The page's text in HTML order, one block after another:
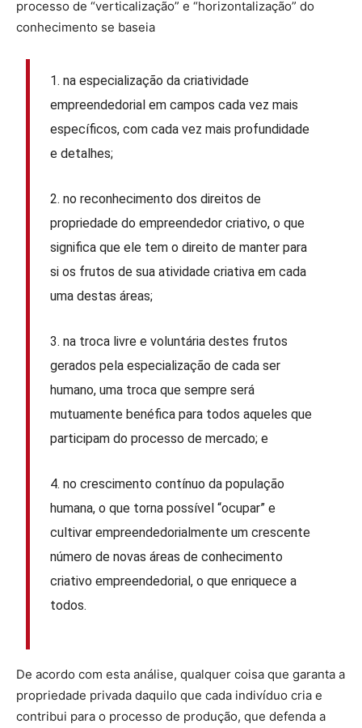
processo de “verticalização” e “horizontalização” do
conhecimento se baseia
1. na especialização da criatividade
empreendedorial em campos cada vez mais
específicos, com cada vez mais profundidade
e detalhes;
2. no reconhecimento dos direitos de
propriedade do empreendedor criativo, o que
significa que ele tem o direito de manter para
si os frutos de sua atividade criativa em cada
uma destas áreas;
3. na troca livre e voluntária destes frutos
gerados pela especialização de cada ser
humano, uma troca que sempre será
mutuamente benéfica para todos aqueles que
participam do processo de mercado; e
4. no crescimento contínuo da população
humana, o que torna possível “ocupar” e
cultivar empreendedorialmente um crescente
número de novas áreas de conhecimento
criativo empreendedorial, o que enriquece a
todos.
De acordo com esta análise, qualquer coisa que garanta a
propriedade privada daquilo que cada indivíduo cria e
contribui para o processo de produção, que defenda a